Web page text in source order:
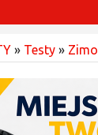
» Testy »